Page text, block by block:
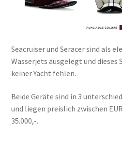
Seacruiser und Seracer sind als
Wasserjets ausgelegt und
keiner Yacht fehlen.
Beide Geräte sind in 3
und liegen preislich zwischen
35.000,-.